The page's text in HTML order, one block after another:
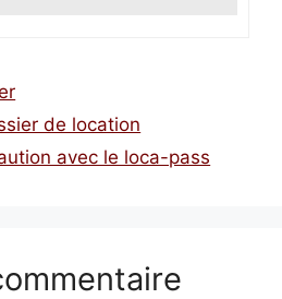
de location
avec le loca-pass